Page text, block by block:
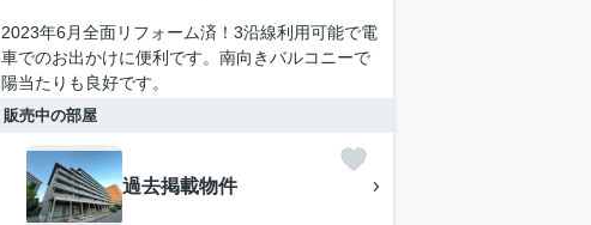
2023年6月全面リフォーム済！3沿線利用可能で電
車でのお出かけに便利です。南向きバルコニーで
陽当たりも良好です。
販売中の部屋
過去掲載物件